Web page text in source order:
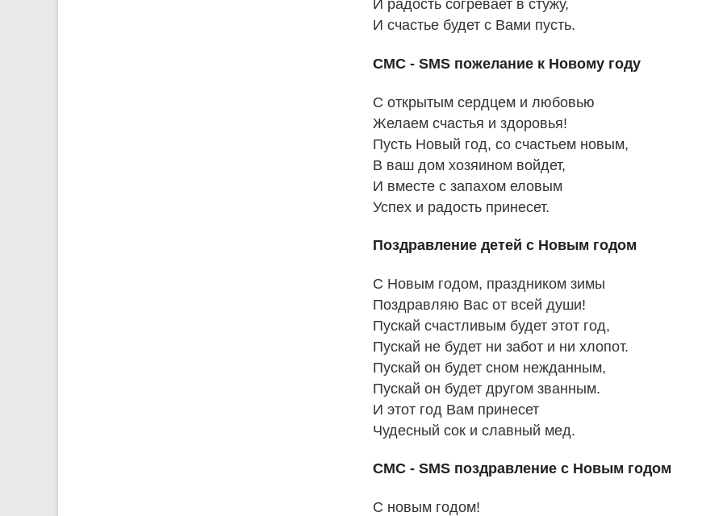
И радость согревает в стужу,
И счастье будет с Вами пусть.
СМС - SMS пожелание к Новому году
С открытым сердцем и любовью
Желаем счастья и здоровья!
Пусть Новый год, со счастьем новым,
В ваш дом хозяином войдет,
И вместе с запахом еловым
Успех и радость принесет.
Поздравление детей с Новым годом
С Новым годом, праздником зимы
Поздравляю Вас от всей души!
Пускай счастливым будет этот год,
Пускай не будет ни забот и ни хлопот.
Пускай он будет сном нежданным,
Пускай он будет другом званным.
И этот год Вам принесет
Чудесный сок и славный мед.
СМС - SMS поздравление с Новым годом
С новым годом!